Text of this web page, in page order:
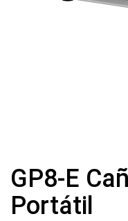
GP8-E
Portátil